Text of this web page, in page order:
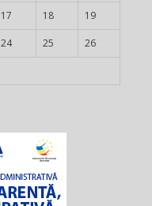
17 18 19
24 25 26